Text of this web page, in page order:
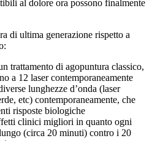
al dolore ora possono finalmente
di ultima generazione rispetto a
trattamento di agopuntura classico,
a 12 laser contemporaneamente
lunghezze d’onda (laser
etc) contemporaneamente, che
risposte biologiche
clinici migliori in quanto ogni
(circa 20 minuti) contro i 20